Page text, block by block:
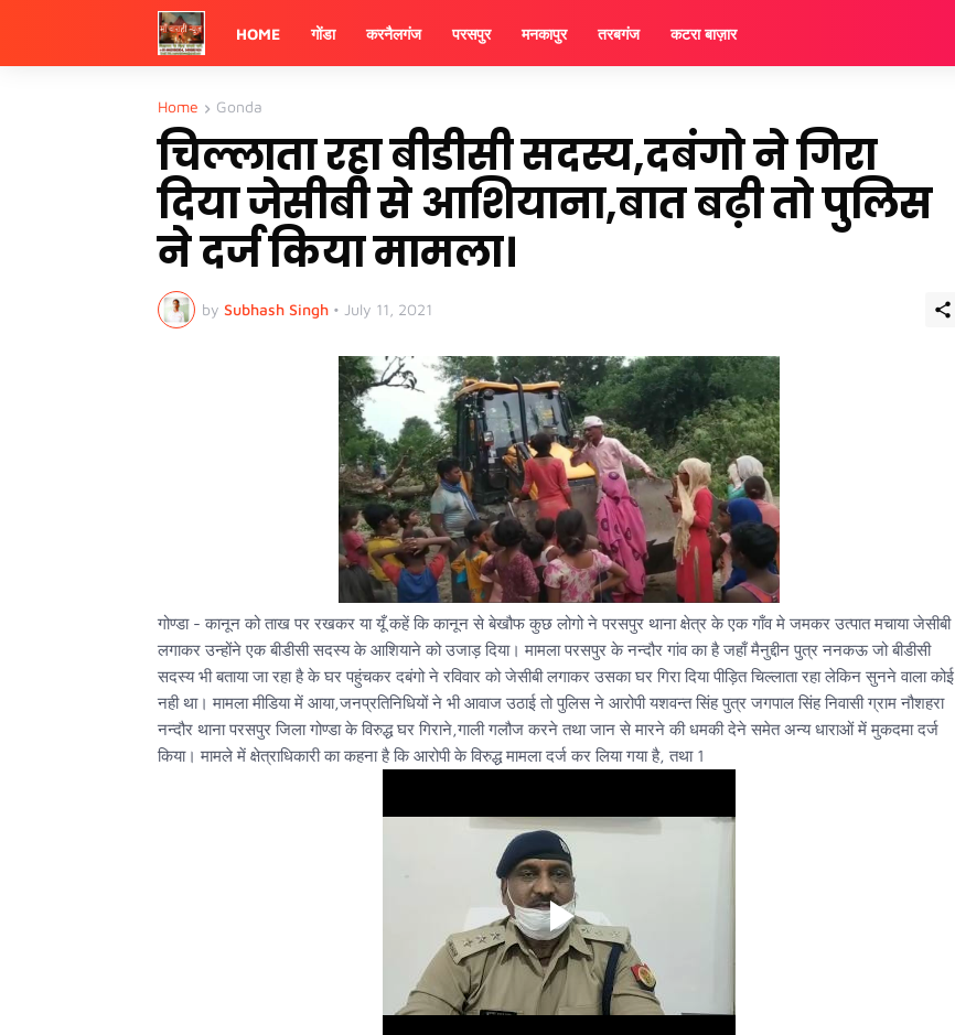
HOME गोंडा करनैलगंज परसपुर मनकापुर तरबगंज कटरा बाज़ार
Home Gonda
चिल्लाता रहा बीडीसी सदस्य,दबंगो ने गिरा
दिया जेसीबी से आशियाना,बात बढ़ी तो पुलिस
ने दर्ज किया मामला।
by Subhash Singh • July 11, 2021
गोण्डा - कानून को ताख पर रखकर या यूँ कहें कि कानून से बेखौफ कुछ लोगो ने परसपुर थाना क्षेत्र के एक गाँव मे जमकर उत्पात मचाया जेसीबी
लगाकर उन्होंने एक बीडीसी सदस्य के आशियाने को उजाड़ दिया। मामला परसपुर के नन्दौर गांव का है जहाँ मैनुद्दीन पुत्र ननकऊ जो बीडीसी
सदस्य भी बताया जा रहा है के घर पहुंचकर दबंगो ने रविवार को जेसीबी लगाकर उसका घर गिरा दिया पीड़ित चिल्लाता रहा लेकिन सुनने वाला कोई
नही था। मामला मीडिया में आया,जनप्रतिनिधियों ने भी आवाज उठाई तो पुलिस ने आरोपी यशवन्त सिंह पुत्र जगपाल सिंह निवासी ग्राम नौशहरा
नन्दौर थाना परसपुर जिला गोण्डा के विरुद्ध घर गिराने,गाली गलौज करने तथा जान से मारने की धमकी देने समेत अन्य धाराओं में मुकदमा दर्ज
किया। मामले में क्षेत्राधिकारी का कहना है कि आरोपी के विरुद्ध मामला दर्ज कर लिया गया है, तथा 1